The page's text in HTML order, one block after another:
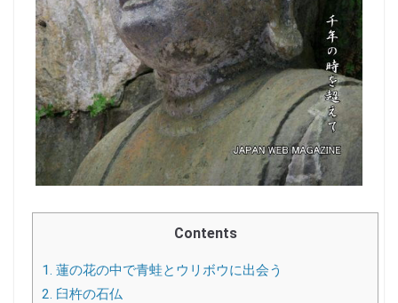
Contents
1. 蓮の花の中で青蛙とウリボウに出会う
2. 臼杵の石仏